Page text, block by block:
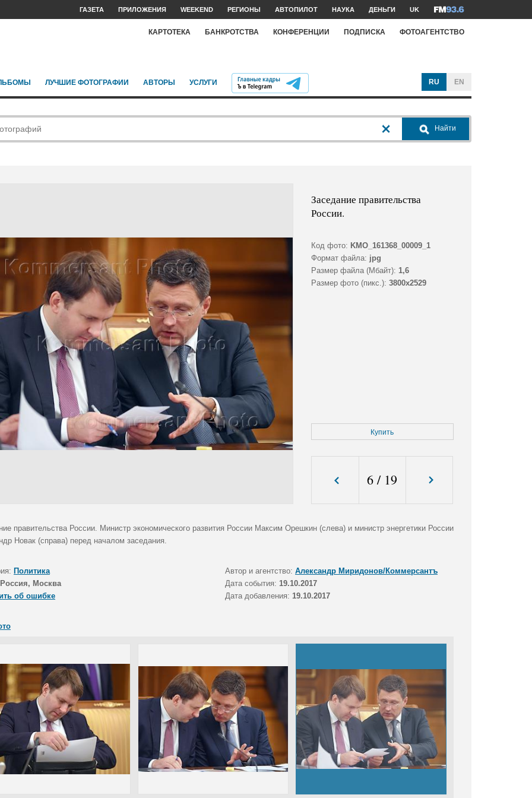
ГАЗЕТА ПРИЛОЖЕНИЯ WEEKEND РЕГИОНЫ АВТОПИЛОТ НАУКА ДЕНЬГИ UK
КАРТОТЕКА БАНКРОТСТВА КОНФЕРЕНЦИИ ПОДПИСКА ФОТОАГЕНТСТВО
ЛУЧШИЕ ФОТОГРАФИИ АВТОРЫ УСЛУГИ RU EN
Найти
Заседание правительства
России.
Код фото: KMO_161368_00009_1
Формат файла: jpg
Размер файла (Мбайт): 1,6
Размер фото (пикс.): 3800x2529
Купить
6 / 19
правительства России. Министр экономического развития России Максим Орешкин (слева) и министр энергетики России
Новак (справа) перед началом заседания.
Политика Автор и агентство: Александр Миридонов/Коммерсантъ
Россия, Москва Дата события: 19.10.2017
об ошибке
Дата добавления: 19.10.2017